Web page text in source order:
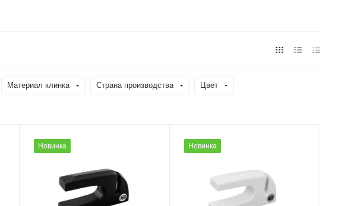
Материал клинка Страна производства Цвет
Новинка Новинка